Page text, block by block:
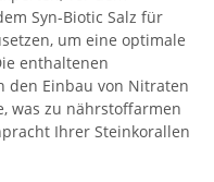
Syn-Biotic Salz für
um eine optimale
enthaltenen
den Einbau von Nitraten
was zu nährstoffarmen
Ihrer Steinkorallen